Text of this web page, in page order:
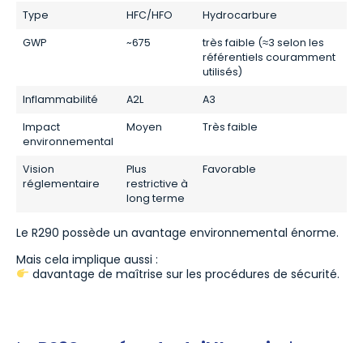
Type
HFC/HFO
Hydrocarbure
GWP
~675
très faible (≈3 selon les
référentiels couramment
utilisés)
Inflammabilité
A2L
A3
Impact
environnemental
Moyen Très faible
Vision
réglementaire
Plus
restrictive à
long terme
Favorable
Le R290 possède un avantage environnemental énorme.
Mais cela implique aussi :
davantage de maîtrise sur les procédures de sécurité.